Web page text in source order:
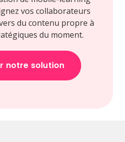
vos collaborateurs
du contenu propre à
du moment.
notre solution